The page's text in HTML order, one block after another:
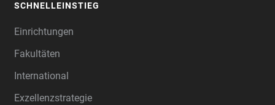
SCHNELLEINSTIEG
Einrichtungen
Fakultäten
International
Exzellenzstrategie